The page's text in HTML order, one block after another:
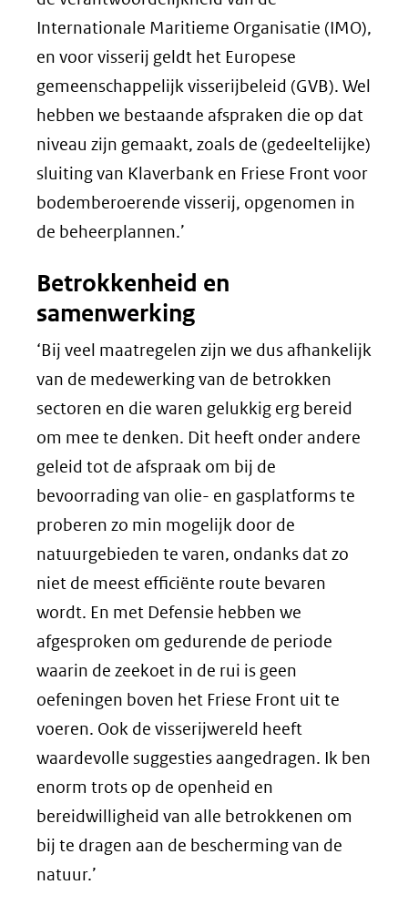
Internationale Maritieme Organisatie (IMO),
en voor visserij geldt het Europese
gemeenschappelijk visserijbeleid (GVB). Wel
hebben we bestaande afspraken die op dat
niveau zijn gemaakt, zoals de (gedeeltelijke)
sluiting van Klaverbank en Friese Front voor
bodemberoerende visserij, opgenomen in
de beheerplannen.’
Betrokkenheid en
samenwerking
‘Bij veel maatregelen zijn we dus afhankelijk
van de medewerking van de betrokken
sectoren en die waren gelukkig erg bereid
om mee te denken. Dit heeft onder andere
geleid tot de afspraak om bij de
bevoorrading van olie- en gasplatforms te
proberen zo min mogelijk door de
natuurgebieden te varen, ondanks dat zo
niet de meest efficiënte route bevaren
wordt. En met Defensie hebben we
afgesproken om gedurende de periode
waarin de zeekoet in de rui is geen
oefeningen boven het Friese Front uit te
voeren. Ook de visserijwereld heeft
waardevolle suggesties aangedragen. Ik ben
enorm trots op de openheid en
bereidwilligheid van alle betrokkenen om
bij te dragen aan de bescherming van de
natuur.’